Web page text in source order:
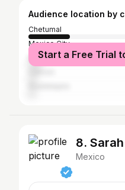
Audience location by
Chetumal
Mexico City
Mérida
Start a Free Trial
8.
Mexico